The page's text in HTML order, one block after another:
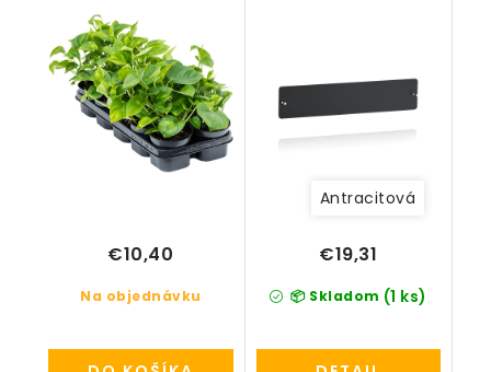
Na objednávku
€10,40
Antracitová
📦 Skladom (1 ks)
€19,31